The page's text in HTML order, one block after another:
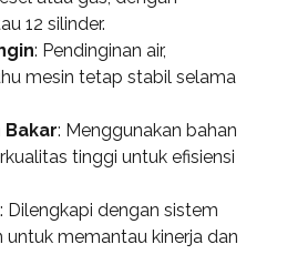
12 silinder.
: Pendinginan air,
mesin tetap stabil selama
Bakar: Menggunakan bahan
tinggi untuk efisiensi
: Dilengkapi dengan sistem
memantau kinerja dan